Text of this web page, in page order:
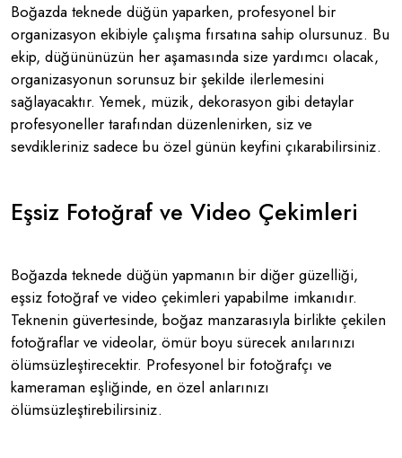
Boğazda teknede düğün yaparken, profesyonel bir
organizasyon ekibiyle çalışma fırsatına sahip olursunuz. Bu
ekip, düğününüzün her aşamasında size yardımcı olacak,
organizasyonun sorunsuz bir şekilde ilerlemesini
sağlayacaktır. Yemek, müzik, dekorasyon gibi detaylar
profesyoneller tarafından düzenlenirken, siz ve
sevdikleriniz sadece bu özel günün keyfini çıkarabilirsiniz.
Eşsiz Fotoğraf ve Video Çekimleri
Boğazda teknede düğün yapmanın bir diğer güzelliği,
eşsiz fotoğraf ve video çekimleri yapabilme imkanıdır.
Teknenin güvertesinde, boğaz manzarasıyla birlikte çekilen
fotoğraflar ve videolar, ömür boyu sürecek anılarınızı
ölümsüzleştirecektir. Profesyonel bir fotoğrafçı ve
kameraman eşliğinde, en özel anlarınızı
ölümsüzleştirebilirsiniz.